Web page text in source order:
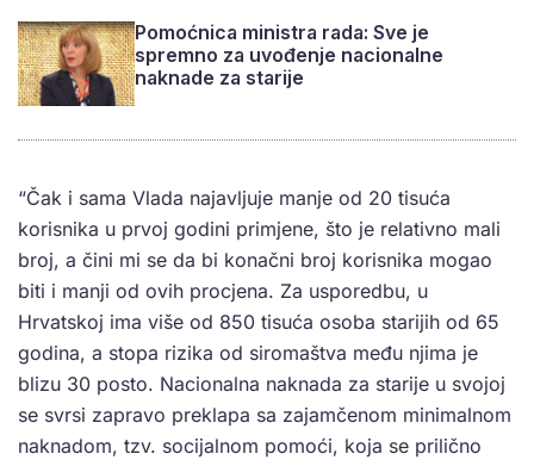
Pomoćnica ministra rada: Sve je
spremno za uvođenje nacionalne
naknade za starije
“Čak i sama Vlada najavljuje manje od 20 tisuća
korisnika u prvoj godini primjene, što je relativno mali
broj, a čini mi se da bi konačni broj korisnika mogao
biti i manji od ovih procjena. Za usporedbu, u
Hrvatskoj ima više od 850 tisuća osoba starijih od 65
godina, a stopa rizika od siromaštva među njima je
blizu 30 posto. Nacionalna naknada za starije u svojoj
se svrsi zapravo preklapa sa zajamčenom minimalnom
naknadom, tzv. socijalnom pomoći, koja se prilično